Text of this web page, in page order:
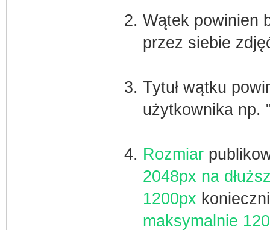
Wątek powinien
przez siebie
Tytuł wątku
użytkownika np.
Rozmiar
2048px na
1200px
maksymalnie